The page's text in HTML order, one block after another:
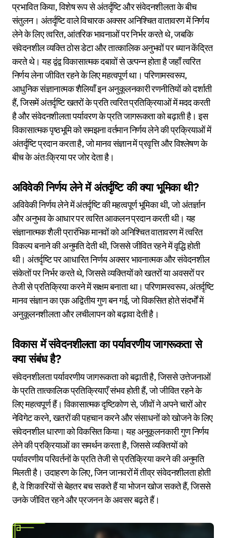
प्रभावित किया, विशेष रूप से अंतर्दृष्टि और संवेदनशीलता के बीच
संतुलन। अंतर्दृष्टि वाले विचारक अक्सर अनिश्चित वातावरण में निर्णय
लेने के लिए त्वरित, आंतरिक भावनाओं पर निर्भर करते थे, जबकि
संवेदनशील व्यक्ति ठोस डेटा और तात्कालिक अनुभवों पर ध्यान केंद्रित
करते थे। यह द्वंद्व विकासात्मक दबावों से उत्पन्न होता है जहाँ त्वरित
निर्णय लेना जीवित रहने के लिए महत्वपूर्ण था। परिणामस्वरूप,
आधुनिक संज्ञानात्मक शैलियाँ इन अनुकूलनकारी रणनीतियों को दर्शाती
हैं, जिसमें अंतर्दृष्टि खतरों के प्रति त्वरित प्रतिक्रियाओं में मदद करती
है और संवेदनशीलता पर्यावरण के प्रति जागरूकता को बढ़ाती है। इस
विकासात्मक पृष्ठभूमि को समझना वर्तमान निर्णय लेने की प्रक्रियाओं में
अंतर्दृष्टि प्रदान करता है, जो मानव संज्ञान में प्रवृत्ति और विश्लेषण के
बीच के अंतःक्रिया पर जोर देता है।
अविवेकी निर्णय लेने में अंतर्दृष्टि की क्या भूमिका थी?
अविवेकी निर्णय लेने में अंतर्दृष्टि की महत्वपूर्ण भूमिका थी, जो अंतर्ज्ञान
और अनुभव के आधार पर त्वरित आकलन प्रदान करती थी। यह
संज्ञानात्मक शैली प्रारंभिक मानवों को अनिश्चित वातावरण में त्वरित
विकल्प बनाने की अनुमति देती थी, जिससे जीवित रहने में वृद्धि होती
थी। अंतर्दृष्टि पर आधारित निर्णय अक्सर भावनात्मक और संवेदनशील
संकेतों पर निर्भर करते थे, जिससे व्यक्तियों को खतरों या अवसरों पर
तेजी से प्रतिक्रिया करने में सक्षम बनाता था। परिणामस्वरूप, अंतर्दृष्टि
मानव संज्ञान का एक अद्वितीय गुण बन गई, जो विकसित होते संदर्भों में
अनुकूलनशीलता और लचीलापन को बढ़ावा देती है।
विकास में संवेदनशीलता का पर्यावरणीय जागरूकता से
क्या संबंध है?
संवेदनशीलता पर्यावरणीय जागरूकता को बढ़ाती है, जिससे उत्तेजनाओं
के प्रति तात्कालिक प्रतिक्रियाएँ संभव होती हैं, जो जीवित रहने के
लिए महत्वपूर्ण हैं। विकासात्मक दृष्टिकोण से, जीवों ने अपने चारों ओर
नेविगेट करने, खतरों की पहचान करने और संसाधनों को खोजने के लिए
संवेदनशील धारणा को विकसित किया। यह अनुकूलनकारी गुण निर्णय
लेने की प्रक्रियाओं का समर्थन करता है, जिससे व्यक्तियों को
पर्यावरणीय परिवर्तनों के प्रति तेजी से प्रतिक्रिया करने की अनुमति
मिलती है। उदाहरण के लिए, जिन जानवरों में तीव्र संवेदनशीलता होती
है, वे शिकारियों से बेहतर बच सकते हैं या भोजन खोज सकते हैं, जिससे
उनके जीवित रहने और प्रजनन के अवसर बढ़ते हैं।